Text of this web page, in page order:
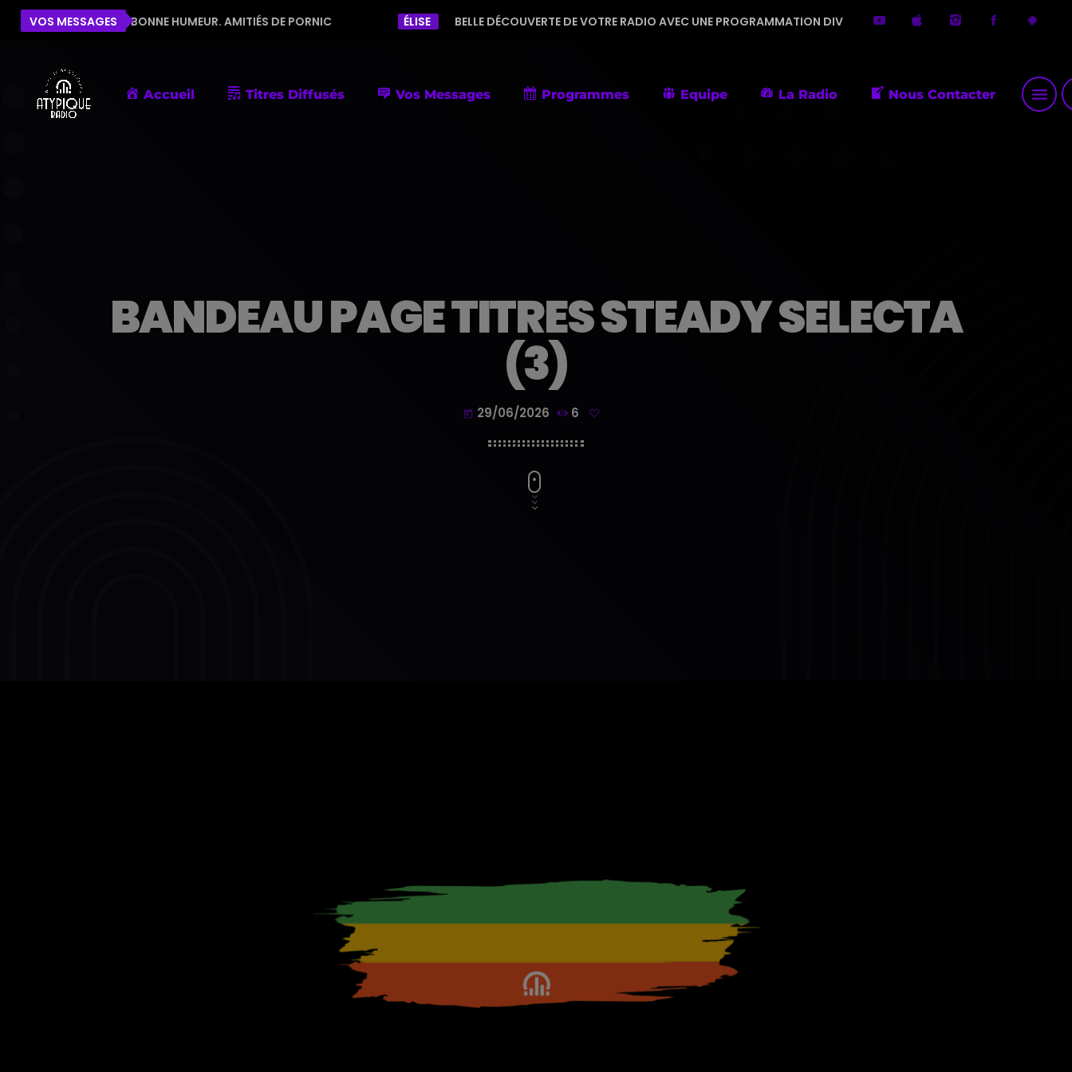
VOS MESSAGES
LA BONNE HUMEUR. AMITIÉS DE PORNIC ÉLISE BELLE DÉCOUVERTE DE VOTRE RADIO AVEC UNE PROGRAMMATION DIVERSIFIÉE. MERCI DE ME FAIRE DÉCOUVRIR DE
Accueil Titres Diffusés Vos Messages Programmes Equipe La Radio Nous Contacter menu
BANDEAU PAGE TITRES STEADY SELECTA
(3)
today 29/06/2026 6